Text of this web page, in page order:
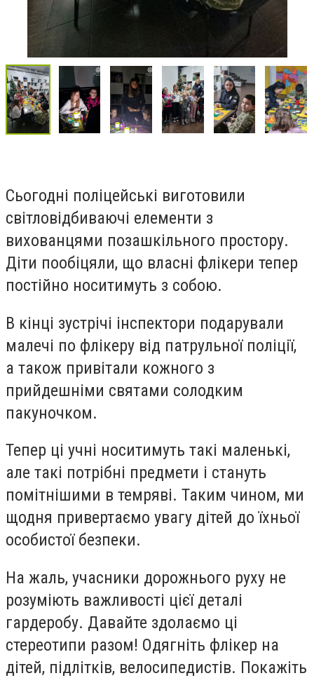
Сьогодні поліцейські виготовили
світловідбиваючі елементи з
вихованцями позашкільного простору.
Діти пообіцяли, що власні флікери тепер
постійно носитимуть з собою.
В кінці зустрічі інспектори подарували
малечі по флікеру від патрульної поліції,
а також привітали кожного з
прийдешніми святами солодким
пакуночком.
Тепер ці учні носитимуть такі маленькі,
але такі потрібні предмети і стануть
помітнішими в темряві. Таким чином, ми
щодня привертаємо увагу дітей до їхньої
особистої безпеки.
На жаль, учасники дорожнього руху не
розуміють важливості цієї деталі
гардеробу. Давайте здолаємо ці
стереотипи разом! Одягніть флікер на
дітей, підлітків, велосипедистів. Покажіть